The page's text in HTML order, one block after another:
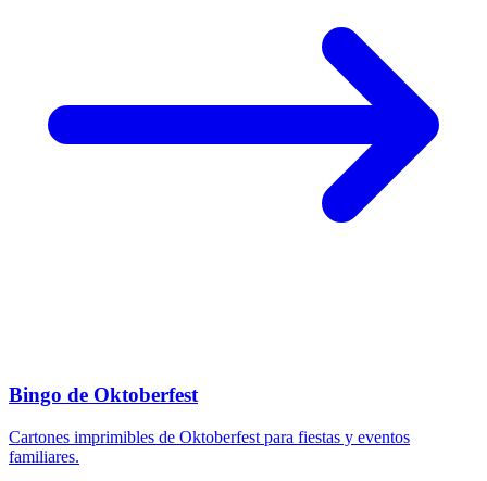
Bingo de Oktoberfest
Cartones imprimibles de Oktoberfest para fiestas y eventos
familiares.